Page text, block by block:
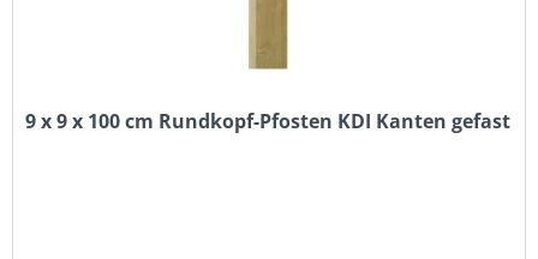
9 x 9 x 100 cm Rundkopf-Pfosten KDI Kanten gefast